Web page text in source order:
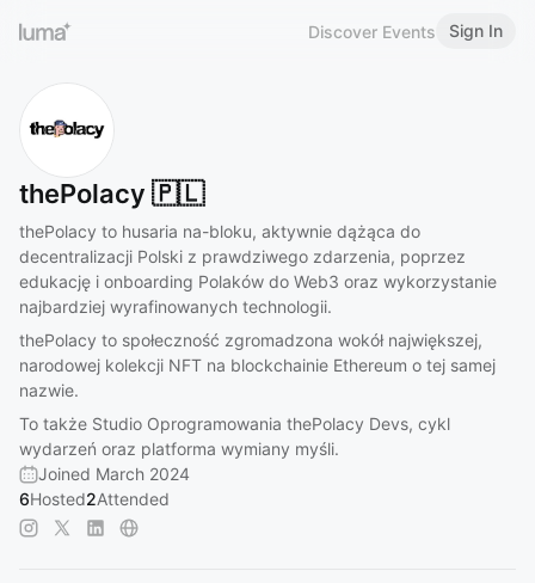
Discover Events Sign In
thePolacy 🇵🇱
thePolacy to husaria na-bloku, aktywnie dążąca do
decentralizacji Polski z prawdziwego zdarzenia, poprzez
edukację i onboarding Polaków do Web3 oraz wykorzystanie
najbardziej wyrafinowanych technologii.
thePolacy to społeczność zgromadzona wokół największej,
narodowej kolekcji NFT na blockchainie Ethereum o tej samej
nazwie.
To także Studio Oprogramowania thePolacy Devs, cykl
wydarzeń oraz platforma wymiany myśli.
Joined March 2024
6Hosted2Attended